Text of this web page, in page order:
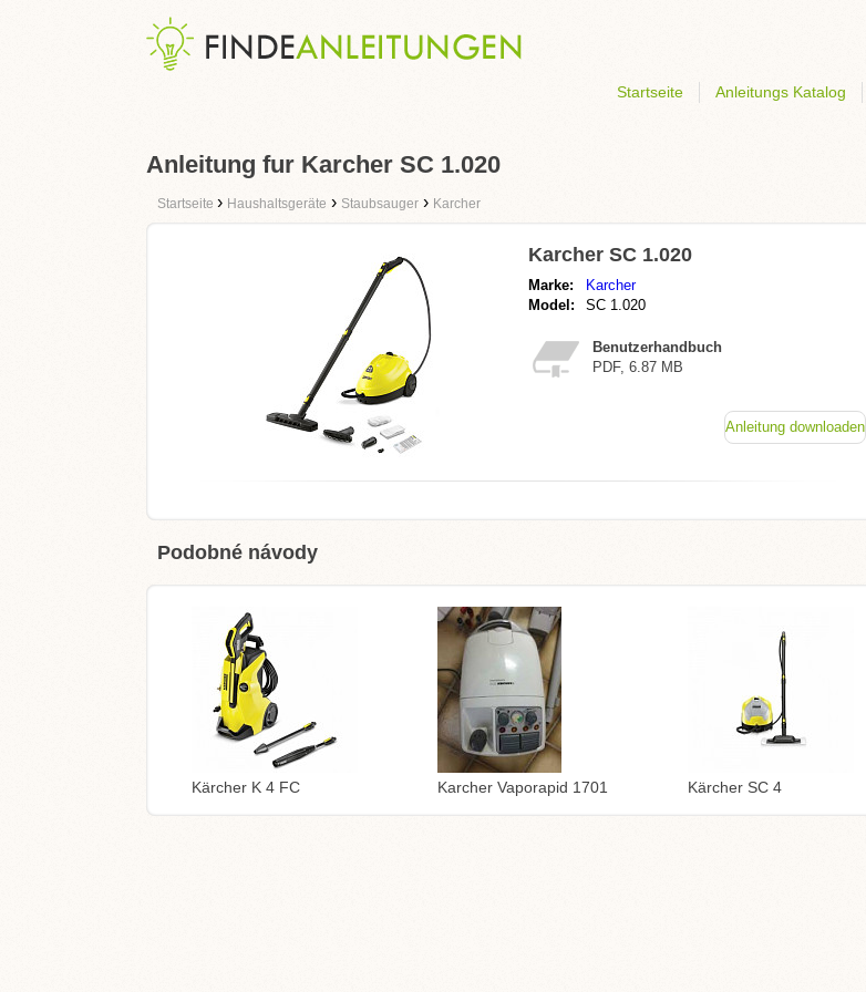
Startseite Anleitungs Katalog
Anleitung fur Karcher SC 1.020
Startseite › Haushaltsgeräte › Staubsauger › Karcher
Karcher SC 1.020
Marke:
Karcher
Model:
SC 1.020
Benutzerhandbuch
PDF, 6.87 MB
Anleitung downloaden
Podobné návody
Kärcher K 4 FC Karcher Vaporapid 1701 Kärcher SC 4